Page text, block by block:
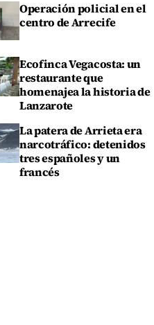
Operación policial en el
centro de Arrecife
Ecofinca Vegacosta: un
restaurante que
homenajea la historia de
Lanzarote
La patera de Arrieta era
narcotráfico: detenidos
tres españoles y un
francés